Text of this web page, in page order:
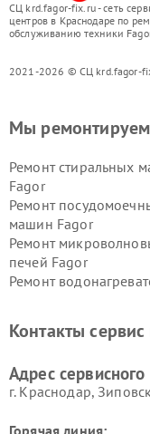
СЦ krd.fagor-fix.ru - сеть
центров в Краснодаре по
обслуживанию техники
2021-2026 © СЦ krd.fagor-
Мы ремонтируем
Ремонт стиральных
Fagor
Ремонт
машин Fagor
Ремонт
печей Fagor
Ремонт
Контакты сервис
Адрес
г. Краснодар,
Горячая линия: